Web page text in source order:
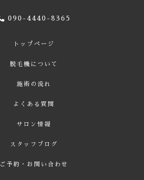
090-4440-8365
トップページ
脱毛機について
施術の流れ
よくある質問
サロン情報
スタッフブログ
ご予約・お問い合わせ